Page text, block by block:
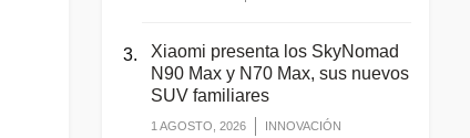
Xiaomi presenta los SkyNomad
N90 Max y N70 Max, sus nuevos
SUV familiares
1 AGOSTO, 2026 INNOVACIÓN